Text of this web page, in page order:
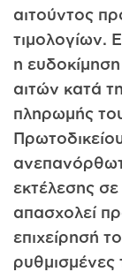
αιτούντος
τιμολογίων.
η
αιτών κατά
πληρωμής
εκτέλεσης
απασχολεί
επιχείρησή
ρυθμισμένες